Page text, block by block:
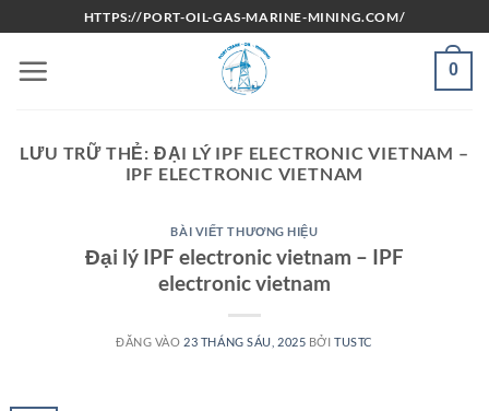
qua
nội
HTTPS://PORT-OIL-GAS-MARINE-MINING.COM/
0
LƯU TRỮ THẺ: ĐẠI LÝ IPF ELECTRONIC VIETNAM –
IPF ELECTRONIC VIETNAM
BÀI VIẾT THƯƠNG HIỆU
Đại lý IPF electronic vietnam – IPF
electronic vietnam
ĐĂNG VÀO 23 THÁNG SÁU, 2025 BỞITUSTC